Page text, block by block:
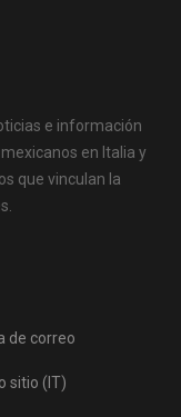
e información
en Italia y
que vinculan la
de correo
sitio (IT)